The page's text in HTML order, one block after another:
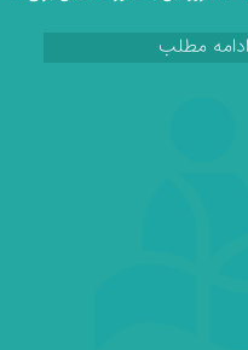
های مدرسه بیشتر آشنا شوند. همچنین، امکان
ادامه مطلب